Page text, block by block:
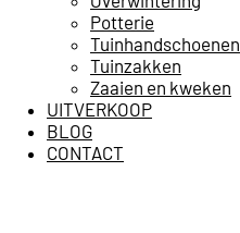
Potterie
Tuinhandschoenen
Tuinzakken
Zaaien en kweken
UITVERKOOP
BLOG
CONTACT